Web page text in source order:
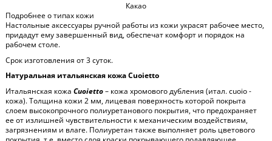
Какао
Подробнее о типах кожи
Настольные аксессуары ручной работы из кожи украсят рабочее место,
придадут ему завершенный вид, обеспечат комфорт и порядок на
рабочем столе.
Срок изготовления от 3 суток.
Натуральная итальянская кожа Cuoietto
Итальянская кожа Cuoietto– кожа хромового дубления (итал. cuoio -
кожа). Толщина кожи 2 мм, лицевая поверхность которой покрыта
слоем высокопрочного полиуретанового покрытия, что предохраняет
ее от излишней чувствительности к механическим воздействиям,
загрязнениям и влаге. Полиуретан также выполняет роль цветового